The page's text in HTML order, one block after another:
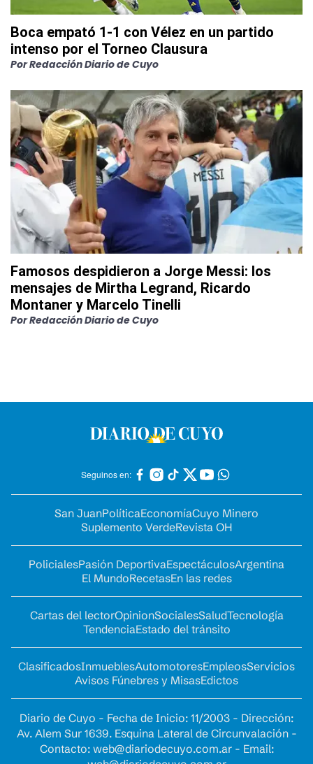
Boca empató 1-1 con Vélez en un partido
intenso por el Torneo Clausura
PorRedacción Diario de Cuyo
Famosos despidieron a Jorge Messi: los
mensajes de Mirtha Legrand, Ricardo
Montaner y Marcelo Tinelli
PorRedacción Diario de Cuyo
Seguinos en:
San JuanPolíticaEconomíaCuyo Minero
Suplemento VerdeRevista OH
PolicialesPasión DeportivaEspectáculosArgentina
El MundoRecetasEn las redes
Cartas del lectorOpinionSocialesSaludTecnología
TendenciaEstado del tránsito
ClasificadosInmueblesAutomotoresEmpleosServicios
Avisos Fúnebres y MisasEdictos
Diario de Cuyo - Fecha de Inicio: 11/2003 - Dirección:
Av. Alem Sur 1639. Esquina Lateral de Circunvalación -
Contacto: web@diariodecuyo.com.ar- Email: